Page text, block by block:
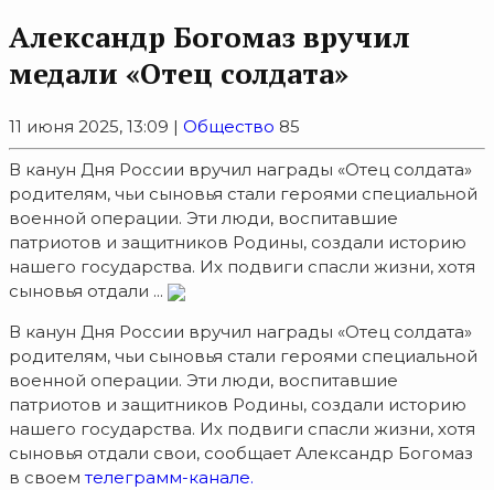
Александр Богомаз вручил
медали «Отец солдата»
11 июня 2025, 13:09 | Общество 85
В канун Дня России вручил награды «Отец солдата»
родителям, чьи сыновья стали героями специальной
военной операции. Эти люди, воспитавшие
патриотов и защитников Родины, создали историю
нашего государства. Их подвиги спасли жизни, хотя
сыновья отдали ...
В канун Дня России вручил награды «Отец солдата»
родителям, чьи сыновья стали героями специальной
военной операции. Эти люди, воспитавшие
патриотов и защитников Родины, создали историю
нашего государства. Их подвиги спасли жизни, хотя
сыновья отдали свои, сообщает Александр Богомаз
в своемтелеграмм-канале.